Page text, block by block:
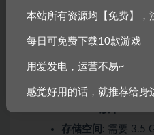
处理器:AMD A10-
显卡:AMD Radeon?
GeForce? GTX 750
存储空间: 需要 3.5
本站所有资源均【免费】，
每日可免费下载10款游戏
用爱发电，运营不易~
感觉好用的话，就推荐给身